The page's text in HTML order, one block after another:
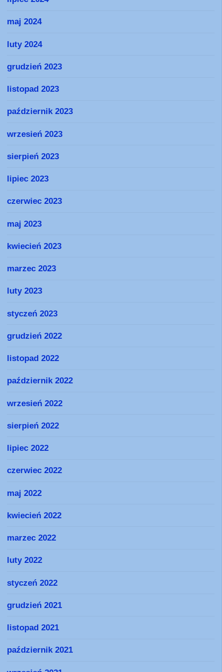
maj 2024
luty 2024
grudzień 2023
listopad 2023
październik 2023
wrzesień 2023
sierpień 2023
lipiec 2023
czerwiec 2023
maj 2023
kwiecień 2023
marzec 2023
luty 2023
styczeń 2023
grudzień 2022
listopad 2022
październik 2022
wrzesień 2022
sierpień 2022
lipiec 2022
czerwiec 2022
maj 2022
kwiecień 2022
marzec 2022
luty 2022
styczeń 2022
grudzień 2021
listopad 2021
październik 2021